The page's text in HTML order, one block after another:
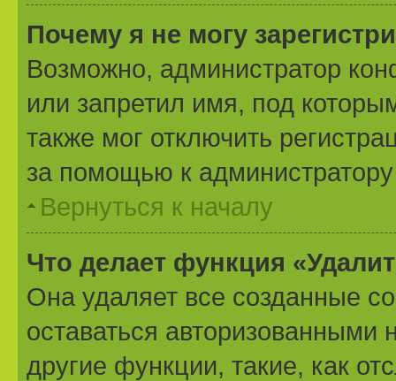
Почему я не могу
Возможно, администратор
или запретил имя, под
также мог отключить
за помощью к
Вернуться к началу
Что делает функция
Она удаляет все созданные
оставаться
другие функции, такие, как